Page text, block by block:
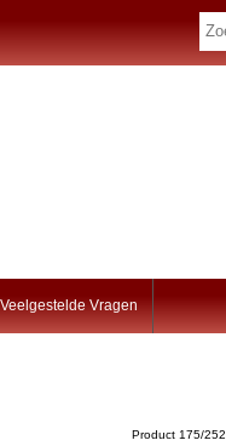
Veelgestelde Vragen
Product 175/252